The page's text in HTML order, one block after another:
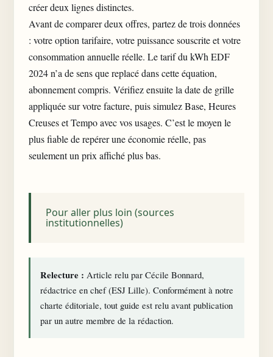
créer deux lignes distinctes.
Avant de comparer deux offres, partez de trois données
: votre option tarifaire, votre puissance souscrite et votre
consommation annuelle réelle. Le tarif du kWh EDF
2024 n’a de sens que replacé dans cette équation,
abonnement compris. Vérifiez ensuite la date de grille
appliquée sur votre facture, puis simulez Base, Heures
Creuses et Tempo avec vos usages. C’est le moyen le
plus fiable de repérer une économie réelle, pas
seulement un prix affiché plus bas.
Pour aller plus loin (sources
institutionnelles)
Relecture : Article relu par Cécile Bonnard,
rédactrice en chef (ESJ Lille). Conformément à notre
charte éditoriale, tout guide est relu avant publication
par un autre membre de la rédaction.